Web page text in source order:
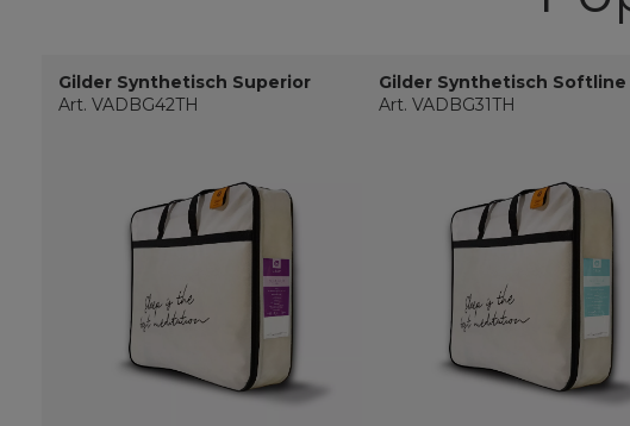
Gilder Synthetisch Superior
Art. VADBG42TH
Gilder Synthetisch Softline
Art. VADBG31TH